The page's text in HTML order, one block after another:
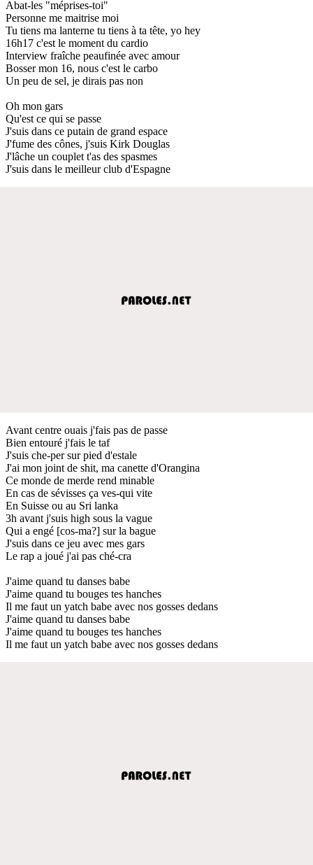
Abat-les "méprises-toi"
Personne me maitrise moi
Tu tiens ma lanterne tu tiens à ta tête, yo hey
16h17 c'est le moment du cardio
Interview fraîche peaufinée avec amour
Bosser mon 16, nous c'est le carbo
Un peu de sel, je dirais pas non
Oh mon gars
Qu'est ce qui se passe
J'suis dans ce putain de grand espace
J'fume des cônes, j'suis Kirk Douglas
J'lâche un couplet t'as des spasmes
J'suis dans le meilleur club d'Espagne
Avant centre ouais j'fais pas de passe
Bien entouré j'fais le taf
J'suis che-per sur pied d'estale
J'ai mon joint de shit, ma canette d'Orangina
Ce monde de merde rend minable
En cas de sévisses ça ves-qui vite
En Suisse ou au Sri lanka
3h avant j'suis high sous la vague
Qui a engé [cos-ma?] sur la bague
J'suis dans ce jeu avec mes gars
Le rap a joué j'ai pas ché-cra
J'aime quand tu danses babe
J'aime quand tu bouges tes hanches
Il me faut un yatch babe avec nos gosses dedans
J'aime quand tu danses babe
J'aime quand tu bouges tes hanches
Il me faut un yatch babe avec nos gosses dedans